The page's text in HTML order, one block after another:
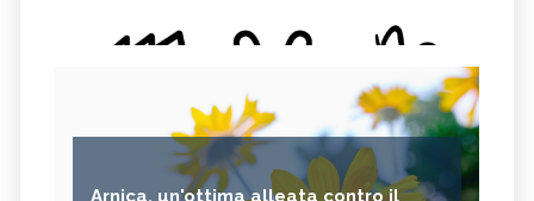
Arnica, un'ottima alleata contro il